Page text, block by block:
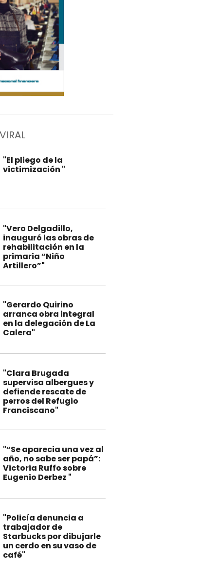
"El pliego de la
victimización "
"Vero Delgadillo,
inauguró las obras de
rehabilitación en la
primaria “Niño
Artillero”"
"Gerardo Quirino
arranca obra integral
en la delegación de La
Calera"
"Clara Brugada
supervisa albergues y
defiende rescate de
perros del Refugio
Franciscano"
"“Se aparecia una vez al
año, no sabe ser papá”:
Victoria Ruffo sobre
Eugenio Derbez "
"Policía denuncia a
trabajador de
Starbucks por dibujarle
un cerdo en su vaso de
café"